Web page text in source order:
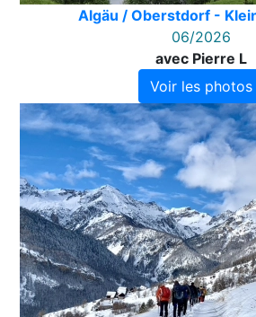
Algäu / Oberstdorf -
06/2026
avec Pierre L
Voir les photos